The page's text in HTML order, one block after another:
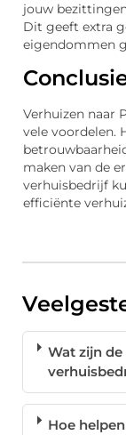
jouw
Dit geeft extra
eigendommen
Verhuizen naar
vele voordelen.
maken van de
verhuisbedrijf
efficiënte
Wat zijn
Hoe